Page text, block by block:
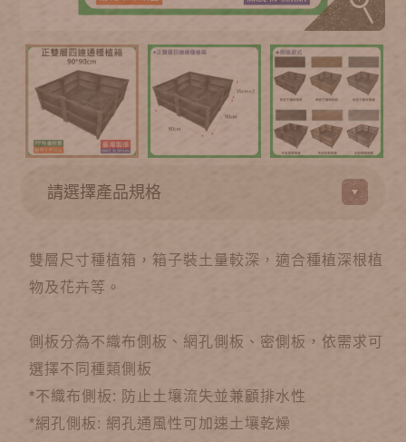
雙層尺寸種植箱，箱子裝土量較深，適合種植深根植
物及花卉等。
側板分為不織布側板、網孔側板、密側板，依需求可
選擇不同種類側板
*不織布側板: 防止土壤流失並兼顧排水性
*網孔側板: 網孔通風性可加速土壤乾燥